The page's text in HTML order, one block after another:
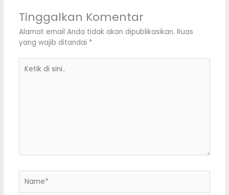
Tinggalkan Komentar
Alamat email Anda tidak akan dipublikasikan. Ruas
yang wajib ditandai *